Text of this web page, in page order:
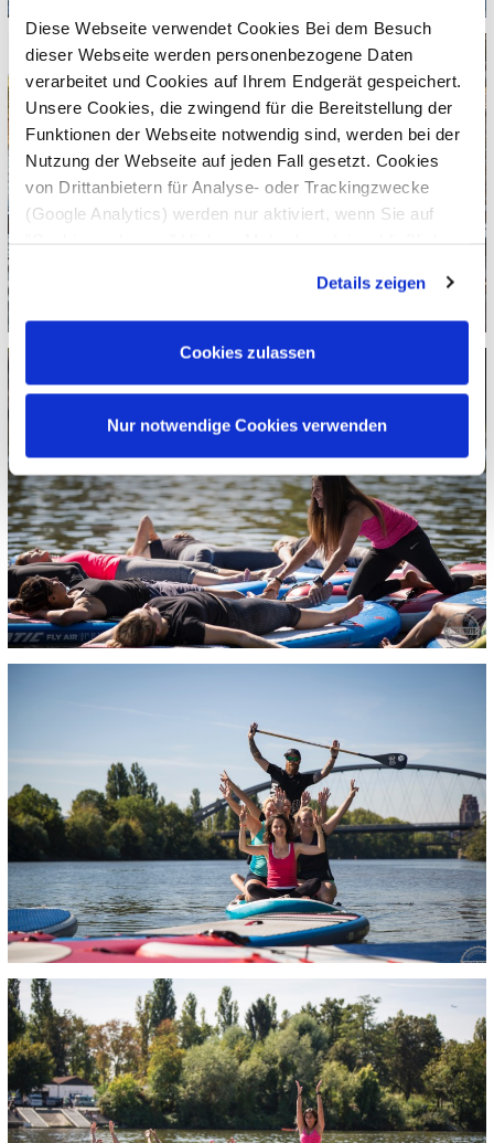
Diese Webseite verwendet Cookies Bei dem Besuch
dieser Webseite werden personenbezogene Daten
verarbeitet und Cookies auf Ihrem Endgerät gespeichert.
Unsere Cookies, die zwingend für die Bereitstellung der
Funktionen der Webseite notwendig sind, werden bei der
Nutzung der Webseite auf jeden Fall gesetzt. Cookies
von Drittanbietern für Analyse- oder Trackingzwecke
(Google Analytics) werden nur aktiviert, wenn Sie auf
Datenschutzerklärung—
Impressum.
Details zeigen
Cookies zulassen
Nur notwendige Cookies verwenden